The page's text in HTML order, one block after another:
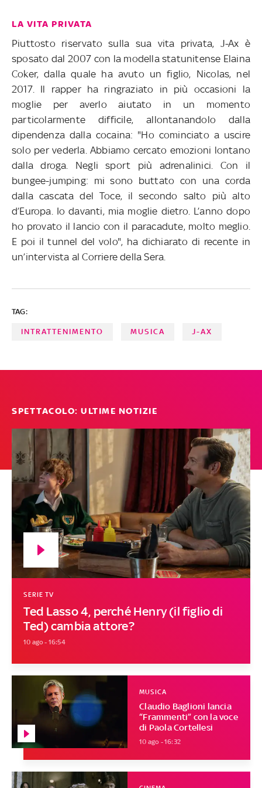
LA VITA PRIVATA
Piuttosto riservato sulla sua vita privata, J-Ax è
sposato dal 2007 con la modella statunitense Elaina
Coker, dalla quale ha avuto un figlio, Nicolas, nel
2017. Il rapper ha ringraziato in più occasioni la
moglie per averlo aiutato in un momento
particolarmente difficile, allontanandolo dalla
dipendenza dalla cocaina: "Ho cominciato a uscire
solo per vederla. Abbiamo cercato emozioni lontano
dalla droga. Negli sport più adrenalinici. Con il
bungee-jumping: mi sono buttato con una corda
dalla cascata del Toce, il secondo salto più alto
d’Europa. Io davanti, mia moglie dietro. L’anno dopo
ho provato il lancio con il paracadute, molto meglio.
E poi il tunnel del volo", ha dichiarato di recente in
un’intervista al Corriere della Sera.
TAG:
INTRATTENIMENTO MUSICA J-AX
SPETTACOLO: ULTIME NOTIZIE
Ted Lasso 4, perché Henry (il figlio di
Ted) cambia attore?
SERIE TV
10 ago - 16:54
Claudio Baglioni lancia
“Frammenti” con la voce
di Paola Cortellesi
MUSICA
10 ago - 16:32